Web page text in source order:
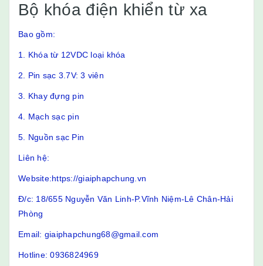
Bộ khóa điện khiển từ xa
Bao gồm:
1. Khóa từ 12VDC loại khóa
2. Pin sạc 3.7V: 3 viên
3. Khay đựng pin
4. Mạch sạc pin
5. Nguồn sạc Pin
Liên hệ:
Website:https://giaiphapchung.vn
Đ/c: 18/655 Nguyễn Văn Linh-P.Vĩnh Niệm-Lê Chân-Hải
Phòng
Email: giaiphapchung68@gmail.com
Hotline: 0936824969